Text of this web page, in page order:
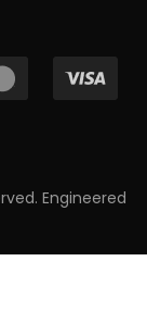
Engineered